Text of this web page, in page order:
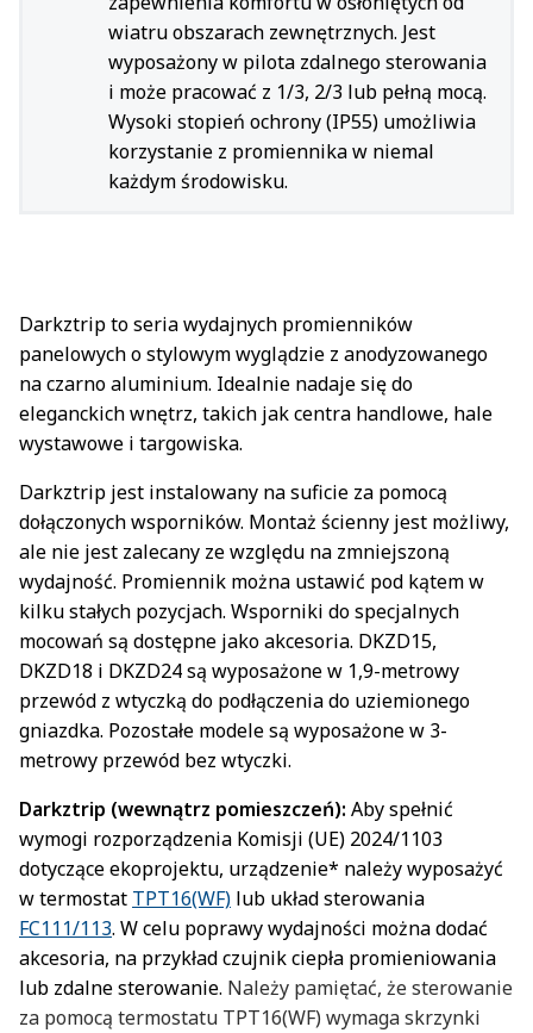
wiatru obszarach zewnętrznych. Jest
wyposażony w pilota zdalnego sterowania
i może pracować z 1/3, 2/3 lub pełną mocą.
Wysoki stopień ochrony (IP55) umożliwia
korzystanie z promiennika w niemal
każdym środowisku.
Darkztrip to seria wydajnych promienników
panelowych o stylowym wyglądzie z anodyzowanego
na czarno aluminium. Idealnie nadaje się do
eleganckich wnętrz, takich jak centra handlowe, hale
wystawowe i targowiska.
Darkztrip jest instalowany na suficie za pomocą
dołączonych wsporników. Montaż ścienny jest możliwy,
ale nie jest zalecany ze względu na zmniejszoną
wydajność. Promiennik można ustawić pod kątem w
kilku stałych pozycjach. Wsporniki do specjalnych
mocowań są dostępne jako akcesoria. DKZD15,
DKZD18 i DKZD24 są wyposażone w 1,9-metrowy
przewód z wtyczką do podłączenia do uziemionego
gniazdka. Pozostałe modele są wyposażone w 3-
metrowy przewód bez wtyczki.
Darkztrip (wewnątrz pomieszczeń): Aby spełnić
wymogi rozporządzenia Komisji (UE) 2024/1103
dotyczące ekoprojektu, urządzenie* należy wyposażyć
w termostat TPT16(WF) lub układ sterowania
FC111/113. W celu poprawy wydajności można dodać
akcesoria, na przykład czujnik ciepła promieniowania
lub zdalne sterowanie. Należy pamiętać, że sterowanie
za pomocą termostatu TPT16(WF) wymaga skrzynki